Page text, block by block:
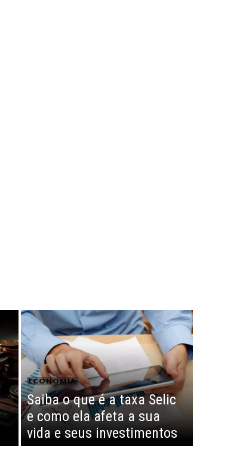
ECONOMIA
Saiba o que é a taxa Selic
e como ela afeta a sua
vida e seus investimentos